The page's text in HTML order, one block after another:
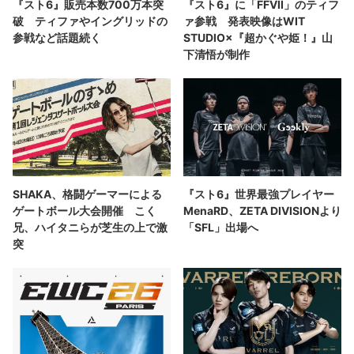
『スト6』販売本数700万本突
破 ティファやイングリッドの
参戦など話題続く
『スト6』に「FFVII」のティフ
ァ参戦 発表映像はWIT
STUDIO×『超かぐや姫！』山
下清悟が制作
SHAKA、格闘ゲーマーによる
ゲートボール大会開催 こく
兄、ハイタニらが芝生の上で激
突
『スト6』世界最強プレイヤー
MenaRD、ZETA DIVISIONより
「SFL」出場へ